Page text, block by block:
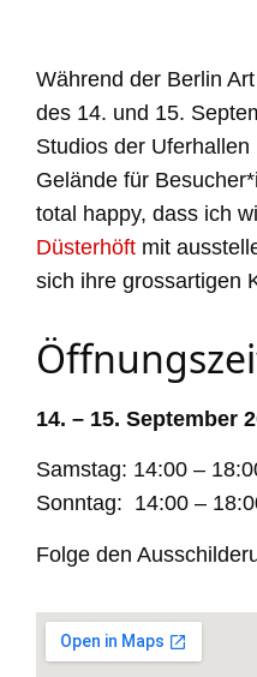
Während der Berlin
des 14. und 15.
Studios der Uferhallen
Gelände für
total happy, dass ich
Düsterhöft mit
sich ihre grossartigen
14. – 15. September
Samstag: 14:00 –
Sonntag: 14:00 –
Folge den